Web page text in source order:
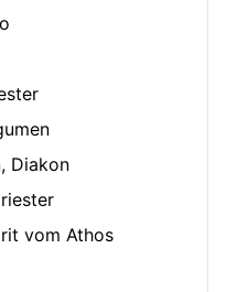
Diakon
vom Athos